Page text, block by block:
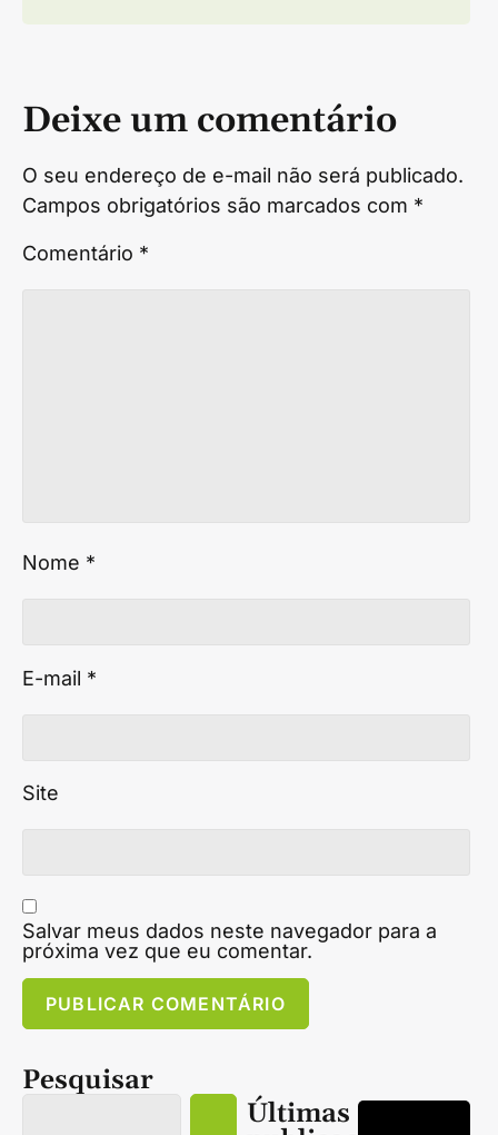
Deixe um comentário
O seu endereço de e-mail não será publicado.
Campos obrigatórios são marcados com *
Comentário *
Nome *
E-mail *
Site
Salvar meus dados neste navegador para a
próxima vez que eu comentar.
Pesquisar
Últimas